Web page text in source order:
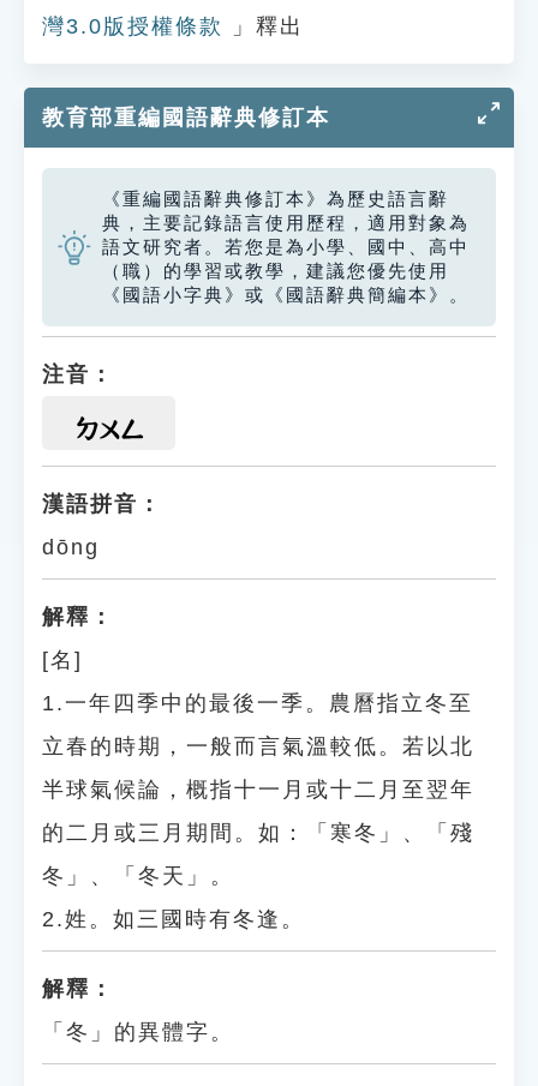
灣3.0版授權條款 」釋出
教育部重編國語辭典修訂本
《重編國語辭典修訂本》為歷史語言辭
典，主要記錄語言使用歷程，適用對象為
語文研究者。若您是為小學、國中、高中
（職）的學習或教學，建議您優先使用
《國語小字典》或《國語辭典簡編本》。
注音：
ㄉㄨㄥ
漢語拼音：
dōng
解釋：
[名]
1.一年四季中的最後一季。農曆指立冬至
立春的時期，一般而言氣溫較低。若以北
半球氣候論，概指十一月或十二月至翌年
的二月或三月期間。如：「寒冬」、「殘
冬」、「冬天」。
2.姓。如三國時有冬逢。
解釋：
「冬」的異體字。